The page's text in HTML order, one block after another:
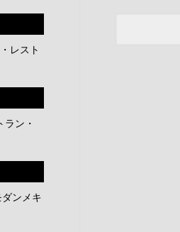
レスト
ン・
ダンメキ